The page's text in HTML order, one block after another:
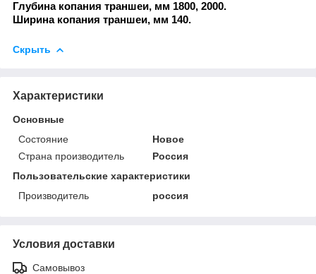
Глубина копания траншеи, мм 1800, 2000.
Ширина копания траншеи, мм 140.
Скрыть
Характеристики
Основные
Состояние
Новое
Страна производитель
Россия
Пользовательские характеристики
Производитель
россия
Условия доставки
Самовывоз